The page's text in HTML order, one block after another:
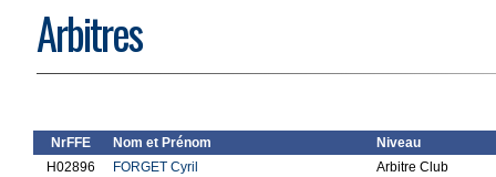
Arbitres
NrFFE Nom et Prénom
Niveau
H02896
FORGET Cyril
Arbitre Club